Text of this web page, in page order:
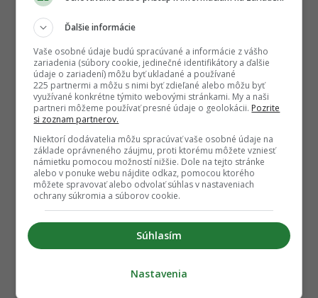
Nenechajte si ujsť žiadne dôležité novinky.
☆Sledovať
Po otvorení kliknite na hviezdičku★Sledovať
REKLAMA
Ďalšie informácie
Vaše osobné údaje budú spracúvané a informácie z vášho
zariadenia (súbory cookie, jedinečné identifikátory a ďalšie
údaje o zariadení) môžu byť ukladané a používané
225 partnermi a môžu s nimi byť zdieľané alebo môžu byť
využívané konkrétne týmito webovými stránkami. My a naši
partneri môžeme používať presné údaje o geolokácii. Pozrite
si zoznam partnerov.
Niektorí dodávatelia môžu spracúvať vaše osobné údaje na
základe oprávneného záujmu, proti ktorému môžete vzniesť
námietku pomocou možností nižšie. Dole na tejto stránke
alebo v ponuke webu nájdite odkaz, pomocou ktorého
môžete spravovať alebo odvolať súhlas v nastaveniach
ochrany súkromia a súborov cookie.
Súhlasím
Nastavenia